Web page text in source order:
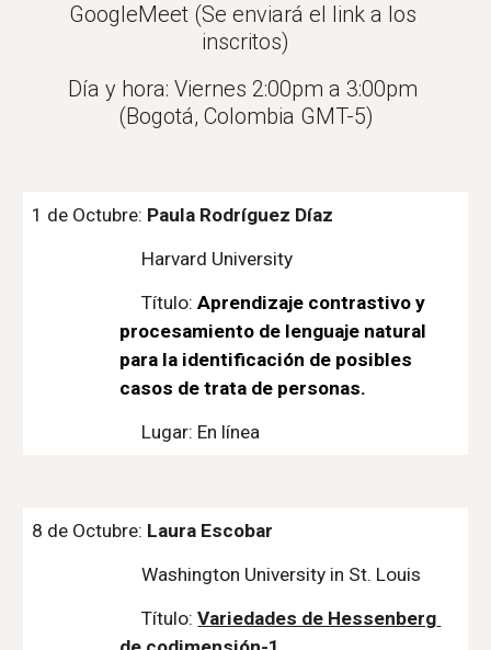
GoogleMeet (Se enviará el link a los
inscritos)
Día y hora: Viernes 2:00pm a 3:00pm
(Bogotá, Colombia GMT-5)
1 de Octubre: Paula Rodríguez Díaz
Harvard University
Título: Aprendizaje contrastivo y
procesamiento de lenguaje natural
para la identificación de posibles
casos de trata de personas.
Lugar: En línea
8 de Octubre: Laura Escobar
Washington University in St. Louis
Título: Variedades de Hessenberg